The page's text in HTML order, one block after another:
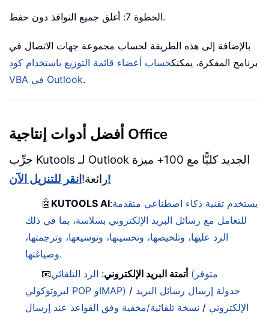
الخطوة 7: أغلق جميع النوافذ دون حفظ.
بالإضافة إلى هذه الطريقة لحساب مجموعة جهات الاتصال في
برنامج المفكرة، يمكنكحساب أعضاء قائمة التوزيع باستخدام كود
VBA في Outlook.
أفضل أدوات إنتاجية Office
جرِّب Kutools لـ Outlook الجديد كليًّا مع 100+ ميزة
رائعة!انقر للتنزيل الآن!
🤖 KUTOOLS AI:يستخدم تقنية ذكاء اصطناعي متقدمة
للتعامل مع رسائل البريد الإلكتروني بسلاسة، بما في ذلك
الرد عليها، وتلخيصها، وتحسينها، وتوسيعها، وترجمتها،
وصياغتها.
📧
أتمتة البريد الإلكتروني: الرد التلقائي (متوفر
لبروتوكولي POP وIMAP) / جدولة إرسال رسائل البريد
الإلكتروني / نسخة تلقائية/مخفية وفق القواعد عند إرسال